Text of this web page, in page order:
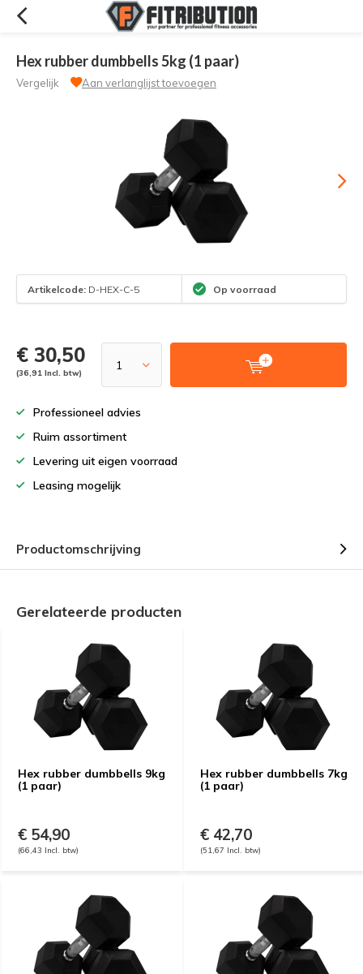
Hex rubber dumbbells 5kg (1 paar)
Vergelijk Aan verlanglijst toevoegen
Artikelcode: D-HEX-C-5 Op voorraad
€ 30,50
(36,91 Incl. btw)
Professioneel advies
Ruim assortiment
Levering uit eigen voorraad
Leasing mogelijk
Productomschrijving
Gerelateerde producten
Hex rubber dumbbells 9kg
(1 paar)
€ 54,90
(66,43 Incl. btw)
Hex rubber dumbbells 7kg
(1 paar)
€ 42,70
(51,67 Incl. btw)